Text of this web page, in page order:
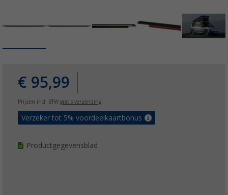
€ 95,99
Prijzen incl. BTW gratis verzending
Verzeker tot 5% voordeelkaartbonus
Productgegevensblad